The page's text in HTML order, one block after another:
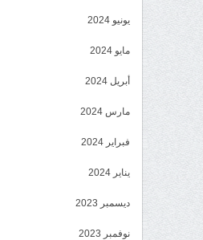
يونيو 2024
مايو 2024
أبريل 2024
مارس 2024
فبراير 2024
يناير 2024
ديسمبر 2023
نوفمبر 2023